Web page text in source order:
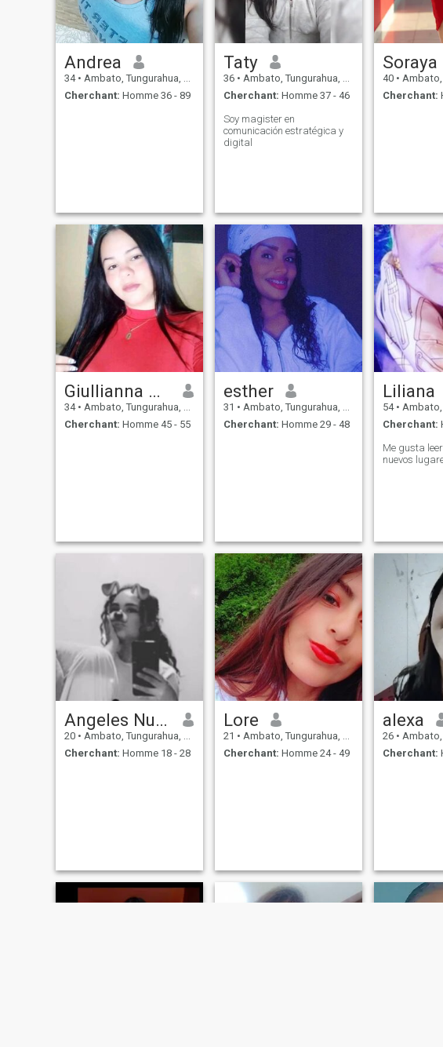
Andrea
34 • Ambato, Tungurahua, Equateur
Cherchant: Homme 36 - 89
Taty
36 • Ambato, Tungurahua, Equateur
Cherchant: Homme 37 - 46
Soy magister en
comunicación estratégica y
digital
Soraya
40 • Ambato,
Cherchant:
Giullianna maria
34 • Ambato, Tungurahua, Equateur
Cherchant: Homme 45 - 55
esther
31 • Ambato, Tungurahua, Equateur
Cherchant: Homme 29 - 48
Liliana
54 • Ambato,
Cherchant:
Me gusta
nuevos
Angeles Nuñez
20 • Ambato, Tungurahua, Equateur
Cherchant: Homme 18 - 28
Lore
21 • Ambato, Tungurahua, Equateur
Cherchant: Homme 24 - 49
alexa
26 • Ambato,
Cherchant: